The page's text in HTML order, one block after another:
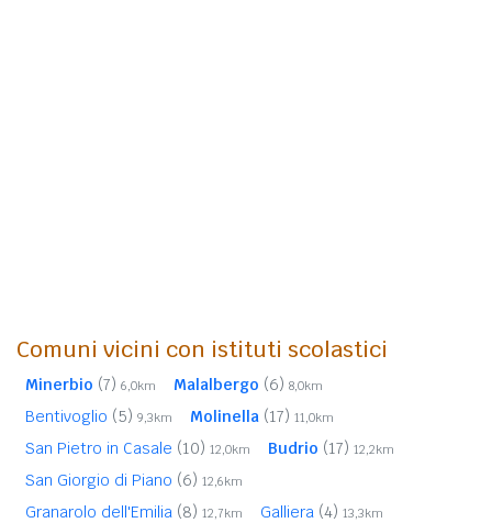
Comuni vicini con istituti scolastici
Minerbio (7) 6,0km Malalbergo (6) 8,0km
Bentivoglio (5) 9,3km Molinella (17) 11,0km
San Pietro in Casale (10) 12,0km Budrio (17) 12,2km
San Giorgio di Piano (6) 12,6km
Granarolo dell'Emilia (8) 12,7km Galliera (4) 13,3km